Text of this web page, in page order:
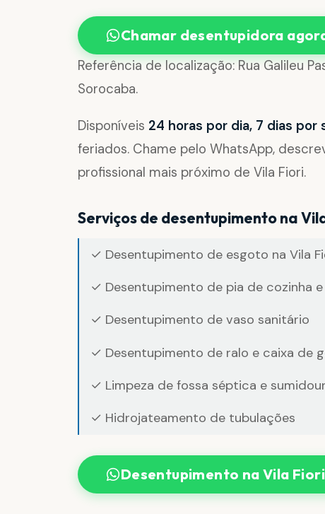
Chamar desentupidora
Referência de localização: Rua Galileu
Sorocaba.
Disponíveis 24 horas por dia, 7 dias por
feriados. Chame pelo WhatsApp,
profissional mais próximo de Vila Fiori.
Serviços de desentupimento na
✓ Desentupimento de esgoto na Vila
✓ Desentupimento de pia de cozinha
✓ Desentupimento de vaso sanitário
✓ Desentupimento de ralo e caixa de
✓ Limpeza de fossa séptica e
✓ Hidrojateamento de tubulações
Desentupimento na Vila